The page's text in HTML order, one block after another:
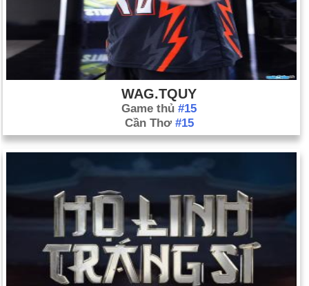
WAG.TQUY
Game thủ #15
Cần Thơ #15